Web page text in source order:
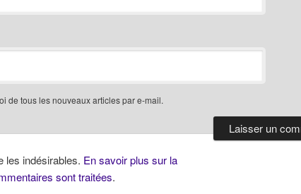
de tous les nouveaux articles par e-mail.
les indésirables. En savoir plus sur la
sont traitées.